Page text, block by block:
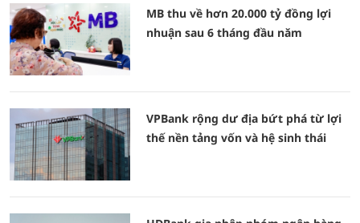
MB thu về hơn 20.000 tỷ đồng lợi
nhuận sau 6 tháng đầu năm
VPBank rộng dư địa bứt phá từ lợi
thế nền tảng vốn và hệ sinh thái